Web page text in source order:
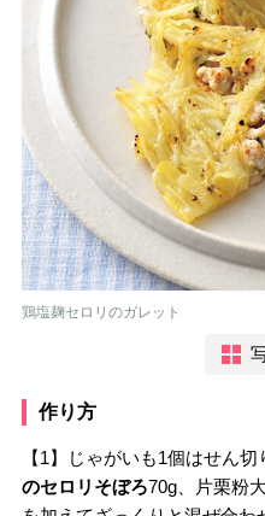
鶏塩麹セロリのガレット
作り方
【1】じゃがいも1個はせん切
のセロリそぼろ70g、片栗粉